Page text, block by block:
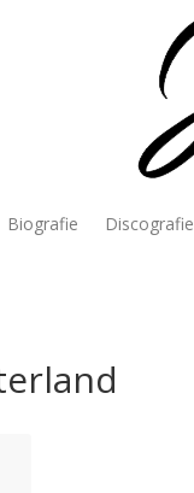
Biografie Discografie